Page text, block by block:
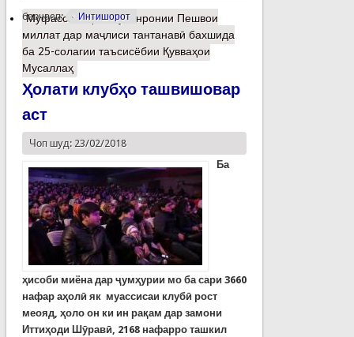
барчасп: Интишорот
Муфассалтаро Суханронии Пешвои
миллат дар маҷлиси тантанавӣ бахшида
ба 25-солагии таъсисёбии Қувваҳои
Мусаллаҳ
Ҳолати клубҳо ташвишовар
аст
Чоп шуд: 23/02/2018
Ба
ҳисоби миёна дар ҷумҳурии мо ба сари 3660
нафар аҳолӣ як муассисаи клубӣ рост
меояд, ҳоло он ки ин рақам дар замони
Иттиҳоди Шӯравӣ, 2168 нафарро ташкил